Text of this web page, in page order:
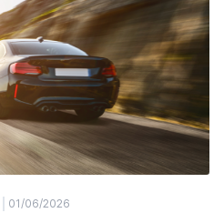
01/06/2026